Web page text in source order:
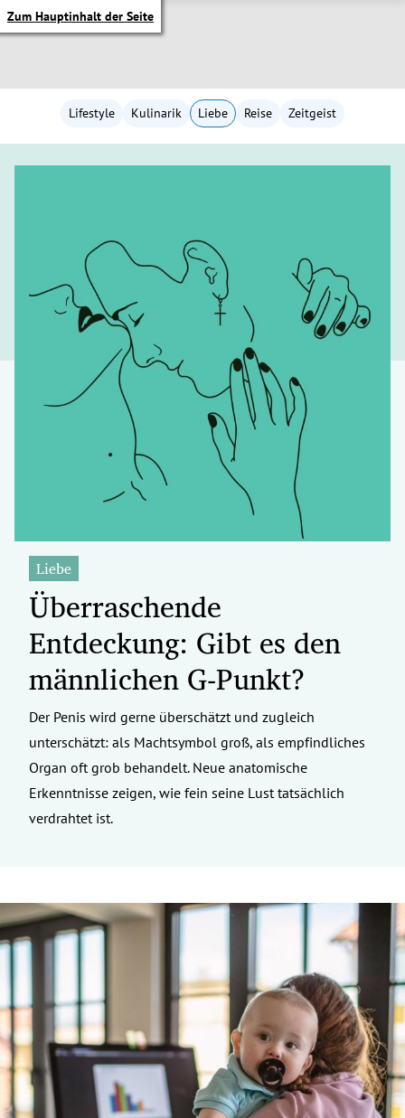
Zum Hauptinhalt der Seite
Untermenü
Untermenü
Untermenü
Untermenü
Untermenü
Untermenü
Untermenü
Untermenü
Lifestyle Kulinarik Liebe Reise Zeitgeist
Liebe
Überraschende
Entdeckung: Gibt es den
männlichen G-Punkt?
Der Penis wird gerne überschätzt und zugleich
unterschätzt: als Machtsymbol groß, als empfindliches
Organ oft grob behandelt. Neue anatomische
Erkenntnisse zeigen, wie fein seine Lust tatsächlich
verdrahtet ist.